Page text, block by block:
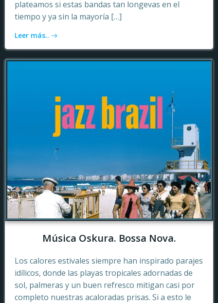
plateamos si estas bandas tan longevas en el
tiempo y ya sin la mayoría […]
Leer más..
Música Oskura. Bossa Nova.
Los calores estivales siempre han inspirado parajes
idílicos, donde las playas tropicales adornadas de
sol, palmeras y un buen refresco mitigan casi por
completo nuestras acaloradas prisas. Si a esto le